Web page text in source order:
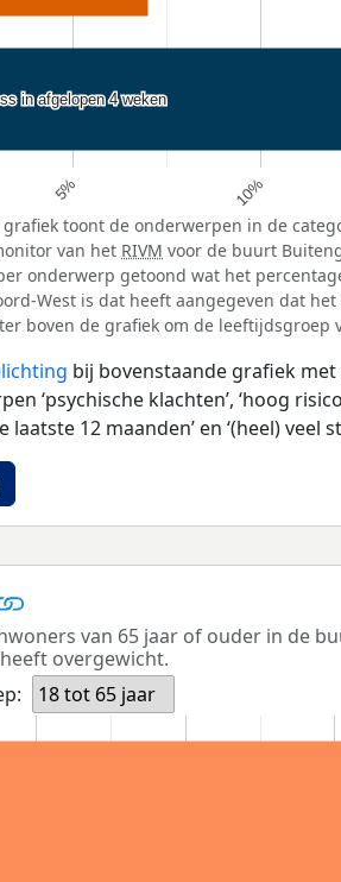
5% 10%
in afgelopen 4 weken
in afgelopen 4 weken
toont de onderwerpen in de
van het RIVM voor de buurt
onderwerp getoond wat het
West is dat heeft aangegeven dat
boven de grafiek om de leeftijdsgroep
bij bovenstaande grafiek
‘psychische klachten’, ‘hoog
laatste 12 maanden’ en ‘(heel) veel
van 65 jaar of ouder in de
overgewicht.
18 tot 65 jaar